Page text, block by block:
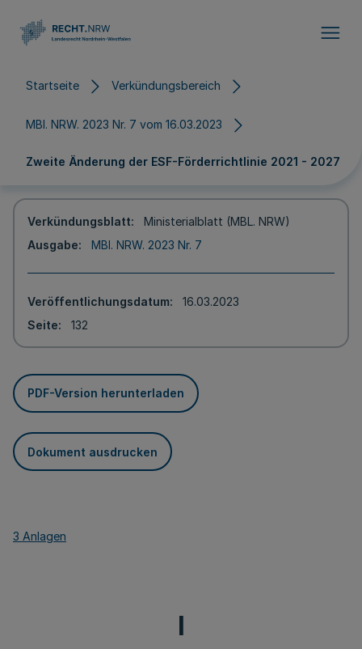
Startseite Verkündungsbereich
MBl. NRW. 2023 Nr. 7 vom 16.03.2023
Zweite Änderung der ESF-Förderrichtlinie 2021 - 2027
Verkündungsblatt
Ministerialblatt (MBL. NRW)
Ausgabe
MBl. NRW. 2023 Nr. 7
Veröffentlichungsdatum
16.03.2023
Seite
132
PDF-Version herunterladen
Dokument ausdrucken
3 Anlagen
I